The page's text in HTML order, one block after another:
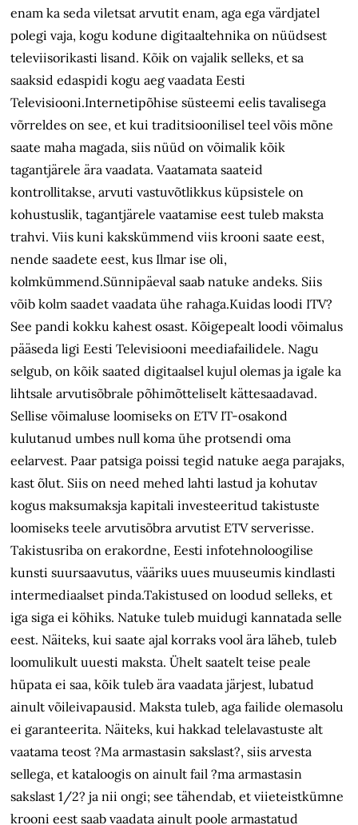
enam ka seda viletsat arvutit enam, aga ega värdjatel
polegi vaja, kogu kodune digitaaltehnika on nüüdsest
televiisorikasti lisand. Kõik on vajalik selleks, et sa
saaksid edaspidi kogu aeg vaadata Eesti
Televisiooni.Internetipõhise süsteemi eelis tavalisega
võrreldes on see, et kui traditsioonilisel teel võis mõne
saate maha magada, siis nüüd on võimalik kõik
tagantjärele ära vaadata. Vaatamata saateid
kontrollitakse, arvuti vastuvõtlikkus küpsistele on
kohustuslik, tagantjärele vaatamise eest tuleb maksta
trahvi. Viis kuni kakskümmend viis krooni saate eest,
nende saadete eest, kus Ilmar ise oli,
kolmkümmend.Sünnipäeval saab natuke andeks. Siis
võib kolm saadet vaadata ühe rahaga.Kuidas loodi ITV?
See pandi kokku kahest osast. Kõigepealt loodi võimalus
pääseda ligi Eesti Televisiooni meediafailidele. Nagu
selgub, on kõik saated digitaalsel kujul olemas ja igale ka
lihtsale arvutisõbrale põhimõtteliselt kättesaadavad.
Sellise võimaluse loomiseks on ETV IT-osakond
kulutanud umbes null koma ühe protsendi oma
eelarvest. Paar patsiga poissi tegid natuke aega parajaks,
kast õlut. Siis on need mehed lahti lastud ja kohutav
kogus maksumaksja kapitali investeeritud takistuste
loomiseks teele arvutisõbra arvutist ETV serverisse.
Takistusriba on erakordne, Eesti infotehnoloogilise
kunsti suursaavutus, vääriks uues muuseumis kindlasti
intermediaalset pinda.Takistused on loodud selleks, et
iga siga ei köhiks. Natuke tuleb muidugi kannatada selle
eest. Näiteks, kui saate ajal korraks vool ära läheb, tuleb
loomulikult uuesti maksta. Ühelt saatelt teise peale
hüpata ei saa, kõik tuleb ära vaadata järjest, lubatud
ainult võileivapausid. Maksta tuleb, aga failide olemasolu
ei garanteerita. Näiteks, kui hakkad telelavastuste alt
vaatama teost ?Ma armastasin sakslast?, siis arvesta
sellega, et kataloogis on ainult fail ?ma armastasin
sakslast 1/2? ja nii ongi; see tähendab, et viieteistkümne
krooni eest saab vaadata ainult poole armastatud